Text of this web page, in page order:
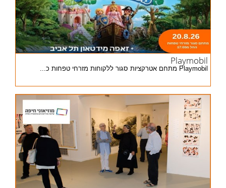
Playmobil
Playmobil מתחם אטרקציות סגור ללקוחות מזרחי טפחות כ...